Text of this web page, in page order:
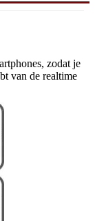
zodat je
van de realtime